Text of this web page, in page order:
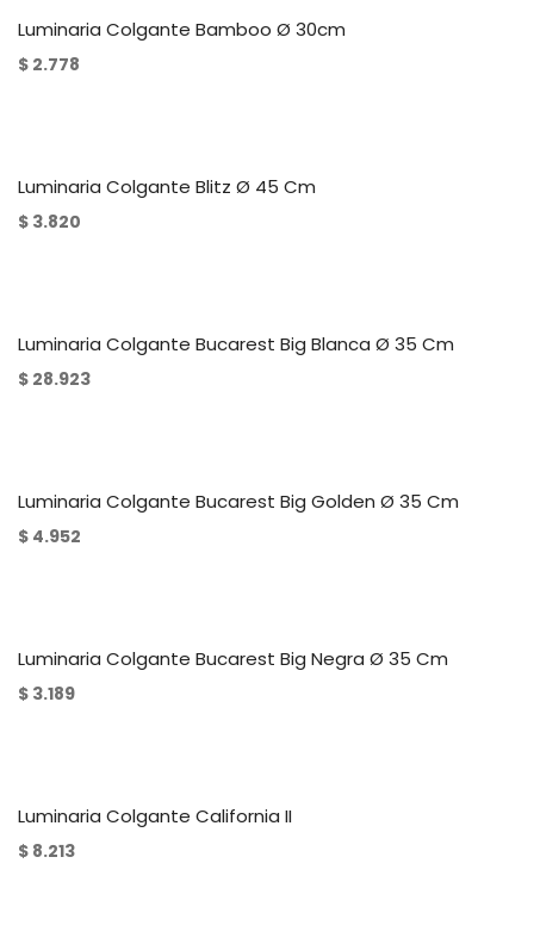
Luminaria Colgante Bamboo Ø 30cm
$ 2.778
Luminaria Colgante Blitz Ø 45 Cm
$ 3.820
Luminaria Colgante Bucarest Big Blanca Ø 35 Cm
$ 28.923
Luminaria Colgante Bucarest Big Golden Ø 35 Cm
$ 4.952
Luminaria Colgante Bucarest Big Negra Ø 35 Cm
$ 3.189
Luminaria Colgante California II
$ 8.213